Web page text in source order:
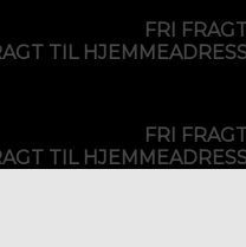
FRI
TIL
FRI
TIL